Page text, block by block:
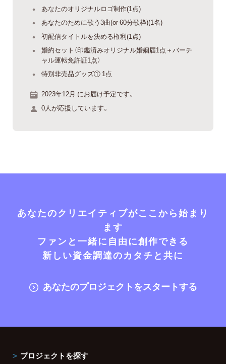
あなたのオリジナルロゴ制作(1点)
あなたのために歌う3曲(or 60分歌枠)(1名)
初配信タイトルを決める権利(1点)
婚約セット（印鑑済みオリジナル婚姻届1点＋バーチ
ャル運転免許証1点）
特別非売品グッズ① 1点
2023年12月 にお届け予定です。
0人が応援しています。
あなたのクリエイティブがここから始まり
ます
ファンと一緒に自由に創作できる
新しい資金調達のカタチと共に
あなたのプロジェクトをスタートする
プロジェクトを探す